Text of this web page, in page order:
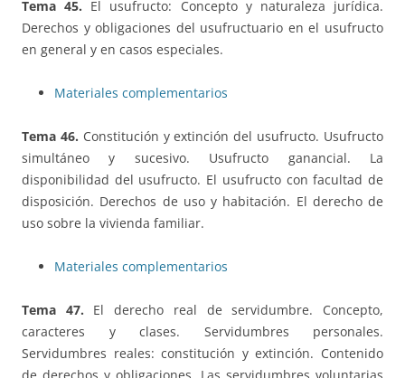
Tema 45. El usufructo: Concepto y naturaleza jurídica.
Derechos y obligaciones del usufructuario en el usufructo
en general y en casos especiales.
Materiales complementarios
Tema 46. Constitución y extinción del usufructo. Usufructo
simultáneo y sucesivo. Usufructo ganancial. La
disponibilidad del usufructo. El usufructo con facultad de
disposición. Derechos de uso y habitación. El derecho de
uso sobre la vivienda familiar.
Materiales complementarios
Tema 47. El derecho real de servidumbre. Concepto,
caracteres y clases. Servidumbres personales.
Servidumbres reales: constitución y extinción. Contenido